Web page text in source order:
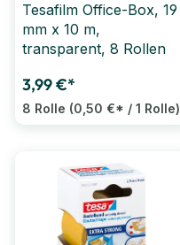
Tesafilm Office-Box, 19
mm x 10 m,
transparent, 8 Rollen
3,99 €*
8 Rolle (0,50 €* / 1 Rolle)